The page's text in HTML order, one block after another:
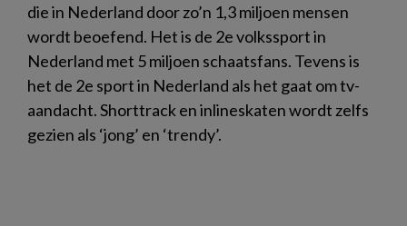
die in Nederland door zo’n 1,3 miljoen mensen
wordt beoefend. Het is de 2e volkssport in
Nederland met 5 miljoen schaatsfans. Tevens is
het de 2e sport in Nederland als het gaat om tv-
aandacht. Shorttrack en inlineskaten wordt zelfs
gezien als ‘jong’ en ‘trendy’.